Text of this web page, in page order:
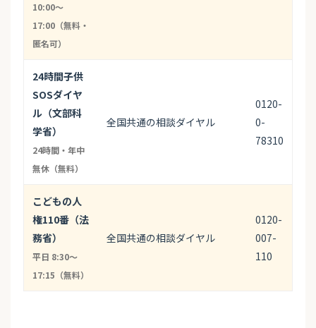
10:00〜
17:00（無料・
匿名可）
24時間子供
SOSダイヤ
ル（文部科
学省）
24時間・年中
無休（無料）
全国共通の相談ダイヤル
0120-
0-
78310
こどもの人
権110番（法
務省）
平日 8:30〜
17:15（無料）
全国共通の相談ダイヤル
0120-
007-
110